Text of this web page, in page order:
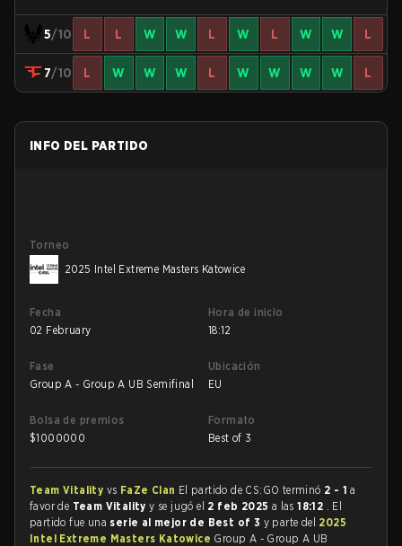
5/10 L L W W L W L W W L
7/10 L W W W L W W W W L
INFO DEL PARTIDO
Torneo
2025 Intel Extreme Masters Katowice
Fecha
02 February
Hora de inicio
18:12
Fase
Group A - Group A UB Semifinal
Ubicación
EU
Bolsa de premios
$1000000
Formato
Best of 3
Team Vitality vs FaZe Clan El partido de CS:GO terminó 2 - 1 a
favor de Team Vitalityy se jugó el 2 feb 2025 a las18:12 . El
partido fue una serie al mejor de Best of 3 y parte del 2025
Intel Extreme Masters Katowice Group A - Group A UB